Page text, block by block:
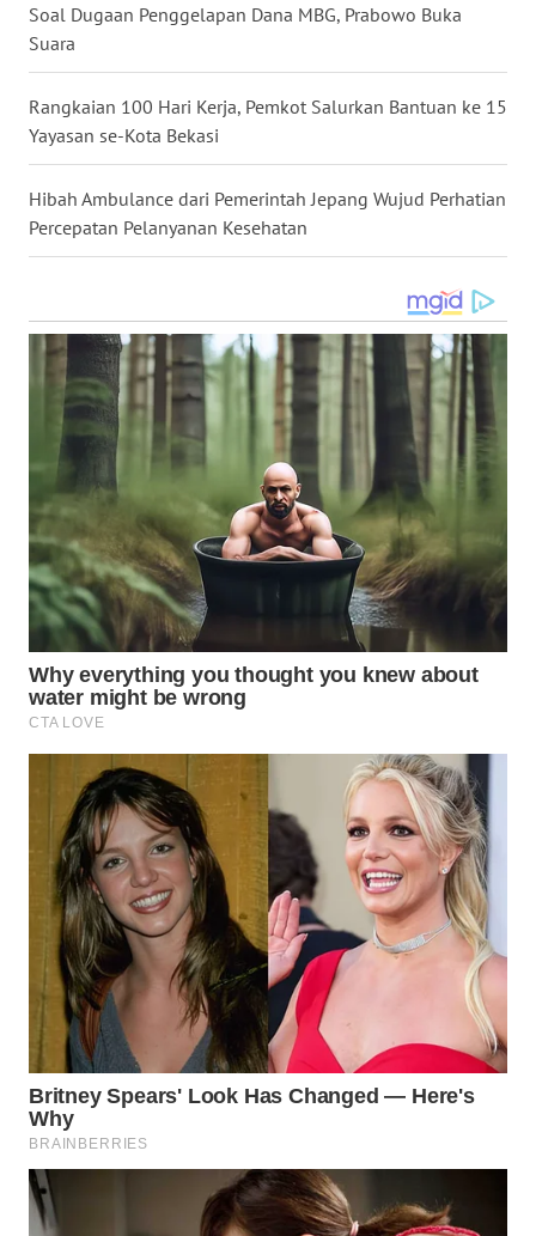
Soal Dugaan Penggelapan Dana MBG, Prabowo Buka
Suara
Rangkaian 100 Hari Kerja, Pemkot Salurkan Bantuan ke 15
Yayasan se-Kota Bekasi
Hibah Ambulance dari Pemerintah Jepang Wujud Perhatian
Percepatan Pelanyanan Kesehatan
WN
SULUT
WN
MALUKU
WN
MALUT
DAIRI
WN
DANAU
TOBA
WN
NIAS
WN
LANGKAT
WN
TAPANULI
WN
TANJUNG
LESUNG
WN
KARO
WN
SIMALUNGUN
WN
LABUHANBATU
TAPANULI